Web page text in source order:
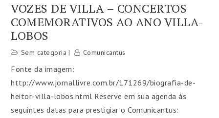
VOZES DE VILLA – CONCERTOS
COMEMORATIVOS AO ANO VILLA-
LOBOS
Sem categoria Comunicantus
Fonte da imagem:
http://www.jornallivre.com.br/171269/biografia-de-
heitor-villa-lobos.html Reserve em sua agenda às
seguintes datas para prestigiar o Comunicantus: